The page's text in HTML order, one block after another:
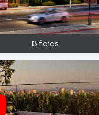
13 fotos